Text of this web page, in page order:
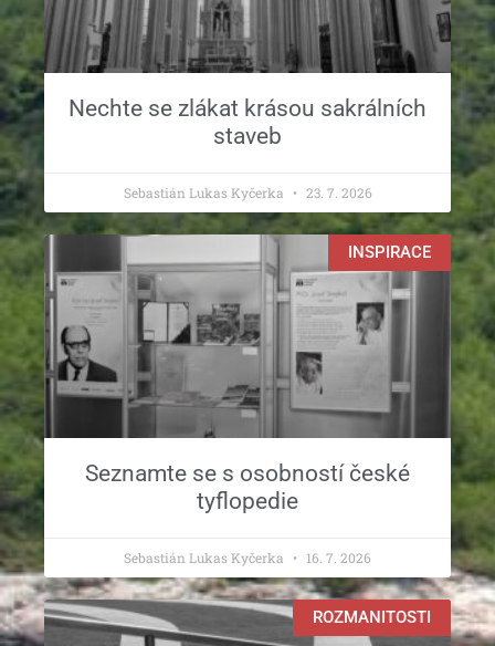
Nechte se zlákat krásou sakrálních
staveb
Sebastián Lukas Kyčerka 23. 7. 2026
INSPIRACE
Seznamte se s osobností české
tyflopedie
Sebastián Lukas Kyčerka 16. 7. 2026
ROZMANITOSTI